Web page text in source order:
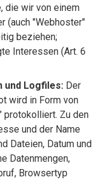
die wir von einem
(auch "Webhoster"
beziehen;
Interessen (Art. 6
und Logfiles: Der
wird in Form von
protokolliert. Zu den
und der Name
Dateien, Datum und
Datenmengen,
Browsertyp